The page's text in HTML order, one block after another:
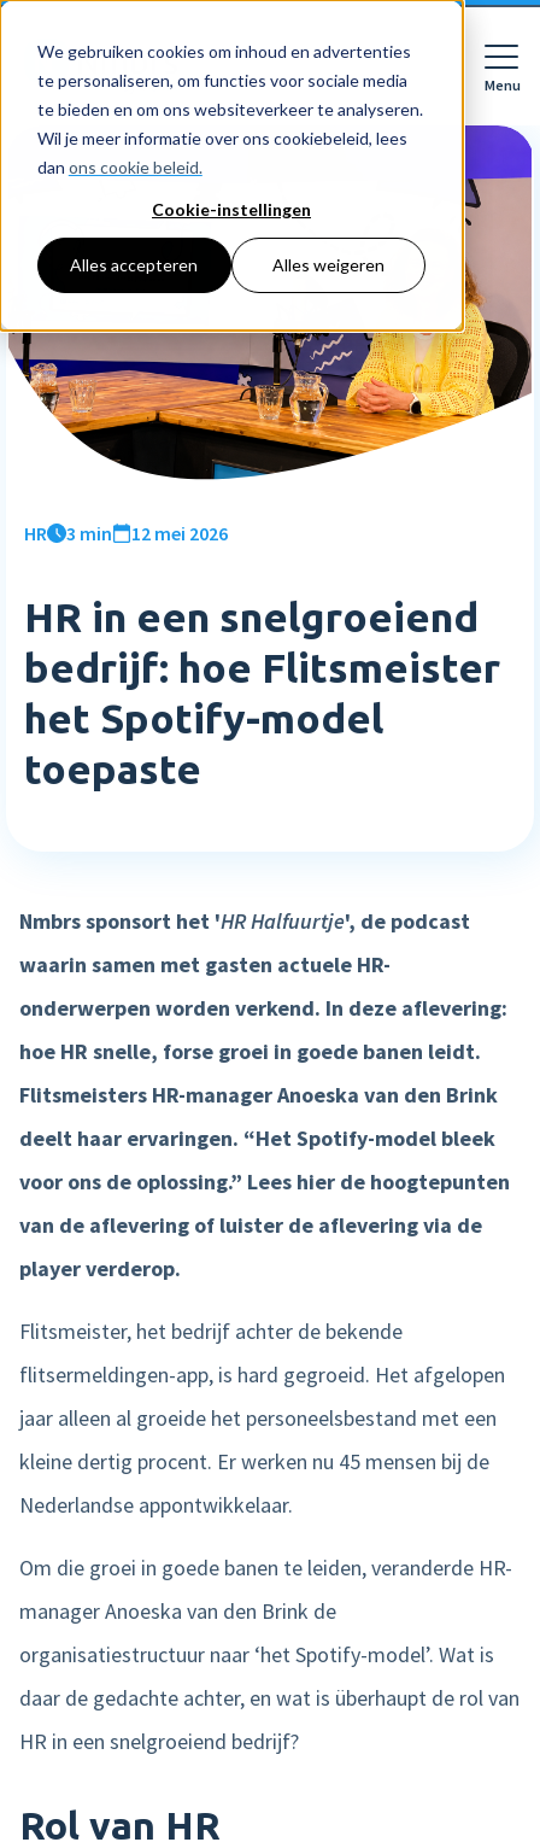
We gebruiken cookies om inhoud en advertenties
te personaliseren, om functies voor sociale media
te bieden en om ons websiteverkeer te analyseren.
Wil je meer informatie over ons cookiebeleid, lees
dan ons cookie beleid.
Cookie-instellingen
Alles accepteren Alles weigeren
Menu
Close
Softwarepakketten
Voor bedrijven
Voor accountants
Employee Self Service
Inloggen
Features
Declaraties
HR dashboards
HR workflows
Verlofregistratie
Meer HR features »
Salaris
AI Assistant NIEUW
Interactieve loonstrook
Salaris workflow
Meer salaris features »
Product tour
Mobiele app
Integraties
Nmbrs Marketplace
Tarieven
Prijzen
Voor bedrijven
Voor accountants
Starten met Nmbrs
Ontdek
Resources
Bibliotheek
Klantverhalen
Bedrijf
Careers
Neem contact op
Contact
Login
Nederlands
English
Sverige
Plan een demo
HR 3 min 12 mei 2026
HR in een snelgroeiend
bedrijf: hoe Flitsmeister
het Spotify-model
toepaste
Nmbrs sponsort het 'HR Halfuurtje', de podcast
waarin samen met gasten actuele HR-
onderwerpen worden verkend. In deze aflevering:
hoe HR snelle, forse groei in goede banen leidt.
Flitsmeisters HR-manager Anoeska van den Brink
deelt haar ervaringen. “Het Spotify-model bleek
voor ons de oplossing.” Lees hier de hoogtepunten
van de aflevering of luister de aflevering via de
player verderop.
Flitsmeister, het bedrijf achter de bekende
flitsermeldingen-app, is hard gegroeid. Het afgelopen
jaar alleen al groeide het personeelsbestand met een
kleine dertig procent. Er werken nu 45 mensen bij de
Nederlandse appontwikkelaar.
Om die groei in goede banen te leiden, veranderde HR-
manager Anoeska van den Brink de
organisatiestructuur naar ‘het Spotify-model’. Wat is
daar de gedachte achter, en wat is überhaupt de rol van
HR in een snelgroeiend bedrijf?
Rol van HR